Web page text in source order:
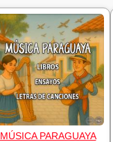
MÚSICA PARAGUAYA